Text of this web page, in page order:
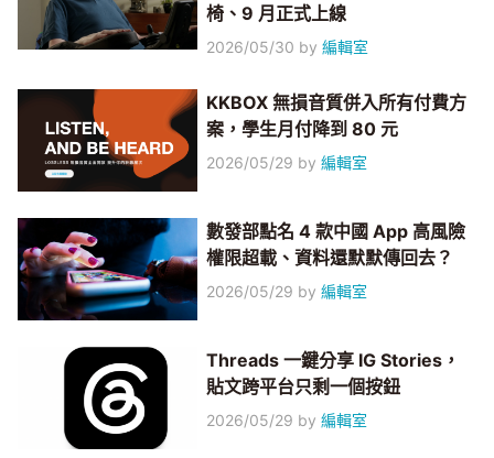
椅、9 月正式上線
2026/05/30 by編輯室
KKBOX 無損音質併入所有付費方
案，學生月付降到 80 元
2026/05/29 by編輯室
數發部點名 4 款中國 App 高風險
權限超載、資料還默默傳回去？
2026/05/29 by編輯室
Threads 一鍵分享 IG Stories，
貼文跨平台只剩一個按鈕
2026/05/29 by編輯室